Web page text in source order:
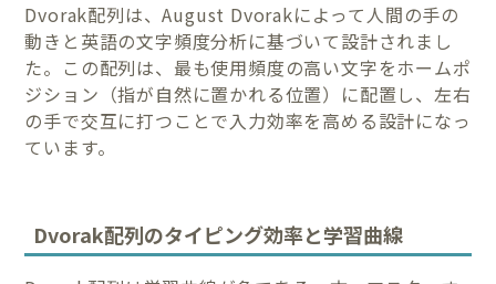
Dvorak配列は、August Dvorakによって人間の手の
動きと英語の文字頻度分析に基づいて設計されまし
た。この配列は、最も使用頻度の高い文字をホームポ
ジション（指が自然に置かれる位置）に配置し、左右
の手で交互に打つことで入力効率を高める設計になっ
ています。
Dvorak配列のタイピング効率と学習曲線